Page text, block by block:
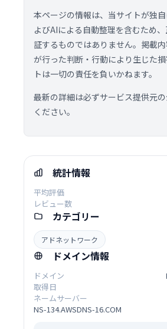
本ページの情報は、当サイトが独
よびAIによる自動整理を含むため
証するものではありません。掲載
が行った判断・行動により生じた
トは一切の責任を負いかねます。
最新の詳細は必ずサービス提供元
ください。
統計情報
平均評価
レビュー数
カテゴリー
アドネットワーク
ドメイン情報
ドメイン
取得日
ネームサーバー
NS-134.AWSDNS-16.COM